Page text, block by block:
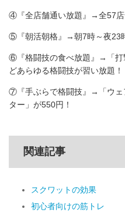
④『全店舗通い放題』→全57店
⑤『朝活朝格』→朝7時～夜23
⑥『格闘技の食べ放題』→「打
どあらゆる格闘技が習い放題！
⑦『手ぶらで格闘技』→「ウェ
ター」が550円！
関連記事
スクワットの効果
初心者向けの筋トレ